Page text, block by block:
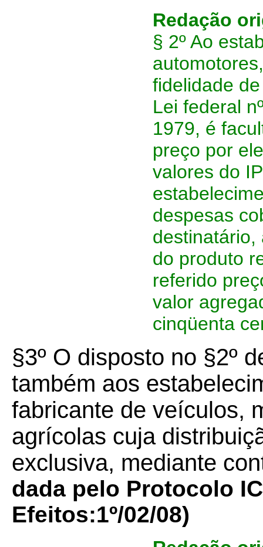
Redação
§ 2º Ao
fidelidade
Lei federal
1979, é
preço por
valores do
despesas
destinatário,
do produto
referido
valor
cinqüenta
§3º O disposto no §2º
também aos
fabricante de veículos,
agrícolas cuja
exclusiva, mediante
dada pelo Protocolo
Efeitos:1º/02/08)